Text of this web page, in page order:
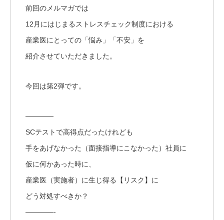
前回のメルマガでは
12月にはじまるストレスチェック制度における
産業医にとっての「悩み」「不安」を
紹介させていただきました。
今回は第2弾です。
————
SCテストで高得点だったけれども
手をあげなかった（面接指導にこなかった）社員に
仮に何かあった時に、
産業医（実施者）に生じ得る【リスク】に
どう対処すべきか？
————-